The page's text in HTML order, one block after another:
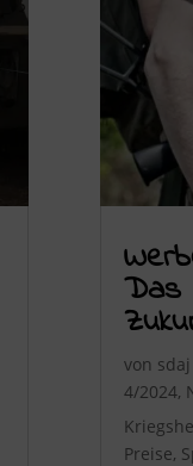
Das
von sdaj
4/2024,
Preise,